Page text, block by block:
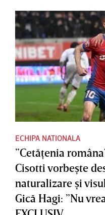
ECHIPA NATIONALA
”Cetăţenia
Cisotti vorbeşte
naturalizare şi
Gică Hagi: ”Nu